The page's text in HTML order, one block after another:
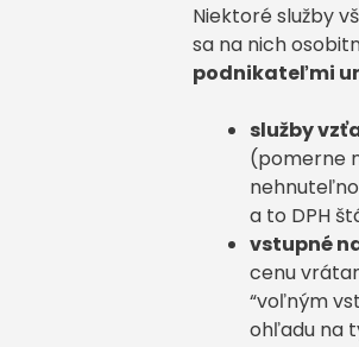
Niektoré služby
sa na nich
podnikateľmi
služby
(pomerne
a to DPH
vstupné
cenu
“voľným
ohľadu na